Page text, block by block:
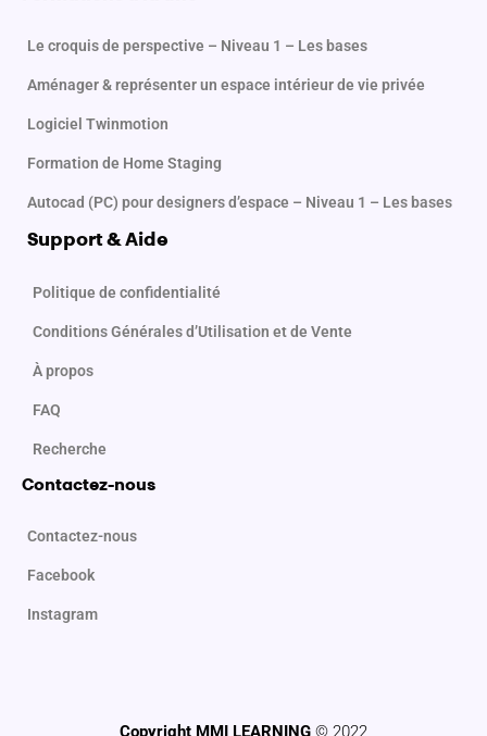
o
k
f
r
a
m
Le croquis de perspective – Niveau 1 – Les bases
Aménager & représenter un espace intérieur de vie privée
Logiciel Twinmotion
Formation de Home Staging
Autocad (PC) pour designers d’espace – Niveau 1 – Les bases
Support & Aide
Politique de confidentialité
Conditions Générales d’Utilisation et de Vente
À propos
FAQ
Recherche
Contactez-nous
Contactez-nous
Facebook
Instagram
Copyright MMI LEARNING © 2022